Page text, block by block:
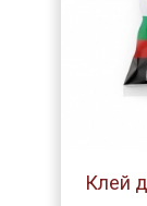
Клей